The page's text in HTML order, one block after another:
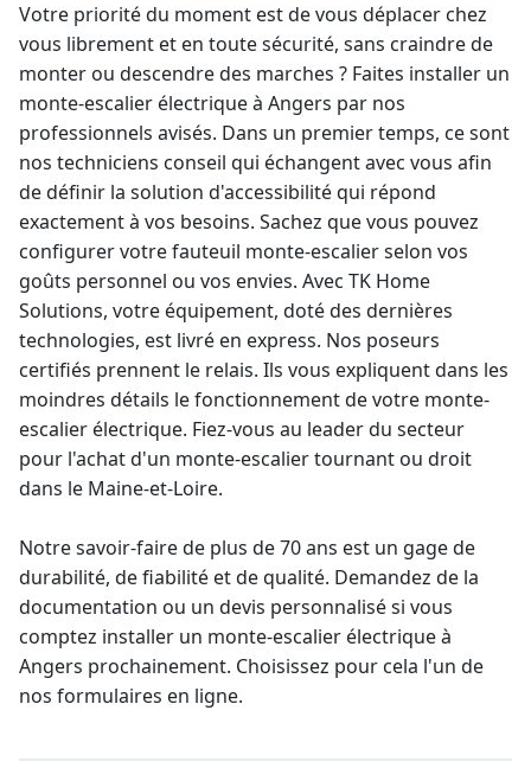
Votre priorité du moment est de vous déplacer chez
vous librement et en toute sécurité, sans craindre de
monter ou descendre des marches ? Faites installer un
monte-escalier électriqueà Angers par nos
professionnels avisés. Dans un premier temps, ce sont
nos techniciens conseil qui échangent avec vous afin
de définir la solution d'accessibilité qui répond
exactement à vos besoins. Sachez que vous pouvez
configurer votre fauteuil monte-escalierselon vos
goûts personnel ou vos envies. Avec TK Home
Solutions, votre équipement, doté des dernières
technologies, est livré en express. Nos poseurs
certifiés prennent le relais. Ils vous expliquent dans les
moindres détails le fonctionnement de votre monte-
escalier électrique. Fiez-vous au leader du secteur
pour l'achat d'un monte-escalier tournant ou droit
dans le Maine-et-Loire.
Notre savoir-faire de plus de 70 ans est un gage de
durabilité, de fiabilité et de qualité. Demandez de la
documentation ou un devis personnalisé si vous
comptez installer un monte-escalier électrique à
Angers prochainement. Choisissez pour cela l'un de
nos formulaires en ligne.